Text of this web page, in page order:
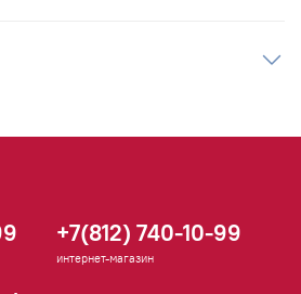
+7(812) 740-10-99
интернет-магазин